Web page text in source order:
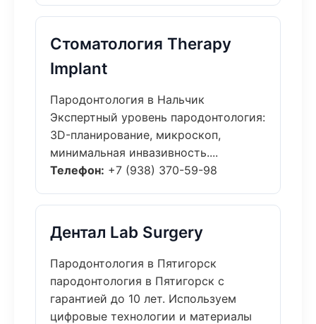
Стоматология Therapy
Implant
Пародонтология в Нальчик
Экспертный уровень пародонтология:
3D-планирование, микроскоп,
минимальная инвазивность....
Телефон: +7 (938) 370-59-98
Дентал Lab Surgery
Пародонтология в Пятигорск
пародонтология в Пятигорск с
гарантией до 10 лет. Используем
цифровые технологии и материалы